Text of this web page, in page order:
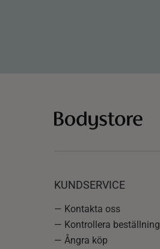
KUNDSERVICE
— Kontakta oss
— Kontrollera beställning
— Ångra köp